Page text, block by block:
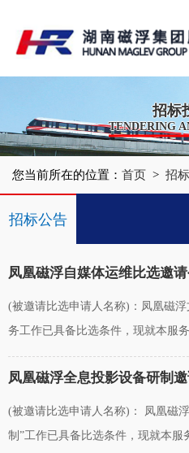
招标
TENDERING
您当前所在的位置：首页 >招
招标公告
中标公示
凤凰磁浮自媒体运维比选邀
(被邀请比选申请人名称)：凤凰磁
务工作已具备比选条件，现就本服
目综合说明1、项目名称：凤凰磁
务；2、项目概况：详见采购需求；
凤凰磁浮全息投影设备研制
(被邀请比选申请人名称)： 凤凰磁浮文化旅游项目“全息投影设备研
制”工作已具备比选条件，现就本